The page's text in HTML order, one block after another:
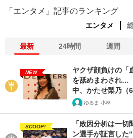
「エンタメ」記事のランキング
エンタメ
最新 24時間 週間
NEW
ヤクザ顔負けの「
を舐めまわされ…
中、かたせ梨乃（
ゆるま 小林
SCOOP!
「敗因分析は一
ン選手が証言した